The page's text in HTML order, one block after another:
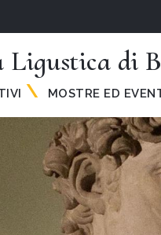
Ligustica di
MOSTRE ED